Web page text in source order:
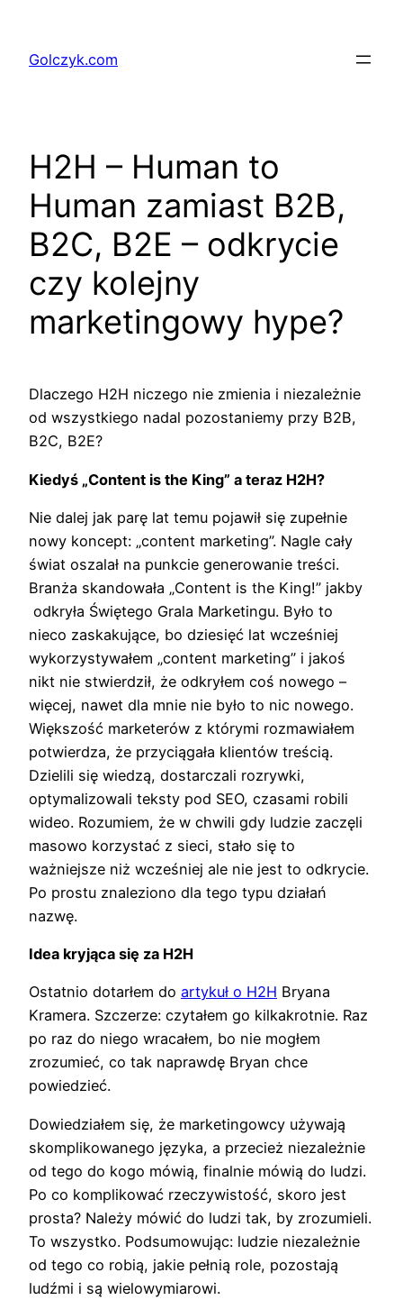
treściGolczyk.com
H2H – Human to
Human zamiast B2B,
B2C, B2E – odkrycie
czy kolejny
marketingowy hype?
Dlaczego H2H niczego nie zmienia i niezależnie
od wszystkiego nadal pozostaniemy przy B2B,
B2C, B2E?
Kiedyś „Content is the King” a teraz H2H?
Nie dalej jak parę lat temu pojawił się zupełnie
nowy koncept: „content marketing”. Nagle cały
świat oszalał na punkcie generowanie treści.
Branża skandowała „Content is the King!” jakby
odkryła Świętego Grala Marketingu. Było to
nieco zaskakujące, bo dziesięć lat wcześniej
wykorzystywałem „content marketing” i jakoś
nikt nie stwierdził, że odkryłem coś nowego –
więcej, nawet dla mnie nie było to nic nowego.
Większość marketerów z którymi rozmawiałem
potwierdza, że przyciągała klientów treścią.
Dzielili się wiedzą, dostarczali rozrywki,
optymalizowali teksty pod SEO, czasami robili
wideo. Rozumiem, że w chwili gdy ludzie zaczęli
masowo korzystać z sieci, stało się to
ważniejsze niż wcześniej ale nie jest to odkrycie.
Po prostu znaleziono dla tego typu działań
nazwę.
Idea kryjąca się za H2H
Ostatnio dotarłem do artykuł o H2H Bryana
Kramera. Szczerze: czytałem go kilkakrotnie. Raz
po raz do niego wracałem, bo nie mogłem
zrozumieć, co tak naprawdę Bryan chce
powiedzieć.
Dowiedziałem się, że marketingowcy używają
skomplikowanego języka, a przecież niezależnie
od tego do kogo mówią, finalnie mówią do ludzi.
Po co komplikować rzeczywistość, skoro jest
prosta? Należy mówić do ludzi tak, by zrozumieli.
To wszystko. Podsumowując: ludzie niezależnie
od tego co robią, jakie pełnią role, pozostają
ludźmi i są wielowymiarowi.